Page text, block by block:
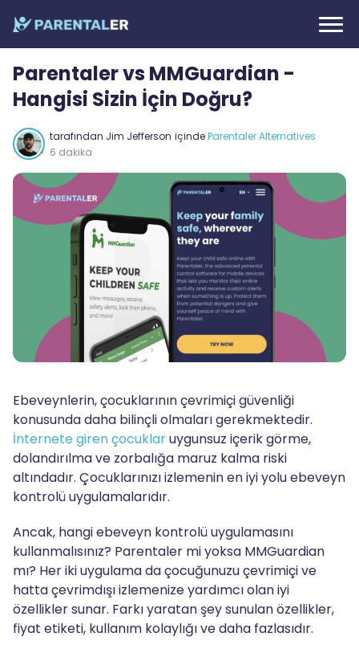
Parentaler vs MMGuardian -
Hangisi Sizin İçin Doğru?
tarafından Jim Jefferson içindeParentaler Alternatives
6 dakika
Ebeveynlerin, çocuklarının çevrimiçi güvenliği
konusunda daha bilinçli olmaları gerekmektedir.
İnternete giren çocuklaruygunsuz içerik görme,
dolandırılma ve zorbalığa maruz kalma riski
altındadır. Çocuklarınızı izlemenin en iyi yolu ebeveyn
kontrolü uygulamalarıdır.
Ancak, hangi ebeveyn kontrolü uygulamasını
kullanmalısınız? Parentaler mi yoksa MMGuardian
mı? Her iki uygulama da çocuğunuzu çevrimiçi ve
hatta çevrimdışı izlemenize yardımcı olan iyi
özellikler sunar. Farkı yaratan şey sunulan özellikler,
fiyat etiketi, kullanım kolaylığı ve daha fazlasıdır.